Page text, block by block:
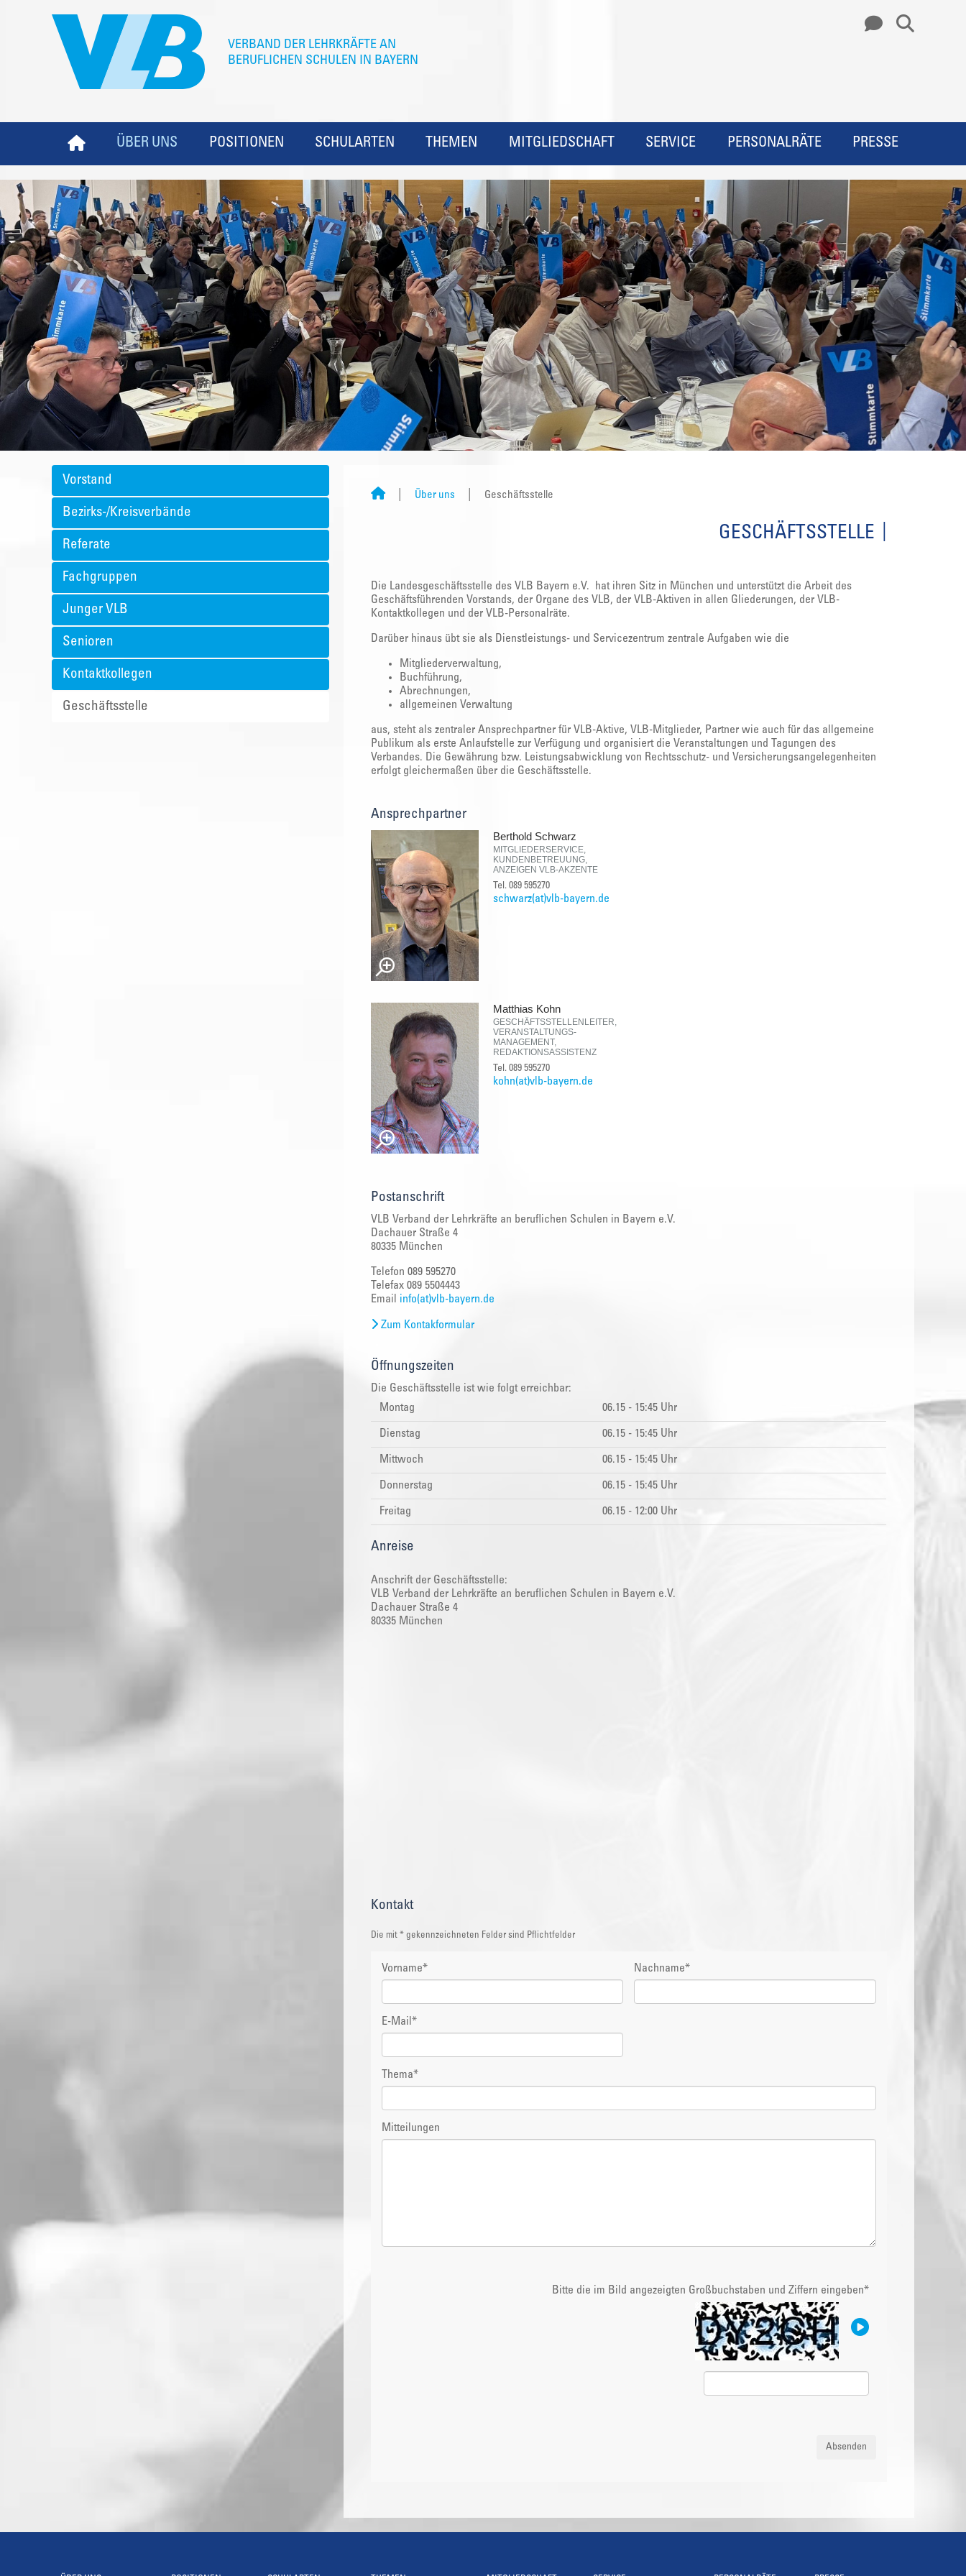
ÜBER UNS POSITIONEN SCHULARTEN THEMEN MITGLIEDSCHAFT SERVICE PERSONALRÄTE PRESSE
Vorstand
Bezirks-/Kreisverbände
Referate
Fachgruppen
Junger VLB
Senioren
Kontaktkollegen
Geschäftsstelle
Über uns Geschäftsstelle
GESCHÄFTSSTELLE
Die Landesgeschäftsstelle des VLB Bayern e.V. hat ihren Sitz in München und unterstützt die Arbeit des
Geschäftsführenden Vorstands, der Organe des VLB, der VLB-Aktiven in allen Gliederungen, der VLB-
Kontaktkollegen und der VLB-Personalräte.
Darüber hinaus übt sie als Dienstleistungs- und Servicezentrum zentrale Aufgaben wie die
Mitgliederverwaltung,
Buchführung,
Abrechnungen,
allgemeinen Verwaltung
aus, steht als zentraler Ansprechpartner für VLB-Aktive, VLB-Mitglieder, Partner wie auch für das allgemeine
Publikum als erste Anlaufstelle zur Verfügung und organisiert die Veranstaltungen und Tagungen des
Verbandes. Die Gewährung bzw. Leistungsabwicklung von Rechtsschutz- und Versicherungsangelegenheiten
erfolgt gleichermaßen über die Geschäftsstelle.
Ansprechpartner
Berthold Schwarz
MITGLIEDERSERVICE,
KUNDENBETREUUNG,
ANZEIGEN VLB-AKZENTE
Tel. 089 595270
schwarz(at)vlb-bayern.de
Matthias Kohn
GESCHÄFTSSTELLENLEITER,
VERANSTALTUNGS-
MANAGEMENT,
REDAKTIONSASSISTENZ
Tel. 089 595270
kohn(at)vlb-bayern.de
Postanschrift
VLB Verband der Lehrkräfte an beruflichen Schulen in Bayern e.V.
Dachauer Straße 4
80335 München
Telefon 089 595270
Telefax 089 5504443
Email info(at)vlb-bayern.de
Zum Kontakformular
Öffnungszeiten
Die Geschäftsstelle ist wie folgt erreichbar:
Montag
06.15 - 15:45 Uhr
Dienstag 06.15 - 15:45 Uhr
Mittwoch 06.15 - 15:45 Uhr
Donnerstag 06.15 - 15:45 Uhr
Freitag 06.15 - 12:00 Uhr
Anreise
Anschrift der Geschäftsstelle:
VLB Verband der Lehrkräfte an beruflichen Schulen in Bayern e.V.
Dachauer Straße 4
80335 München
Kontakt
Die mit * gekennzeichneten Felder sind Pflichtfelder
Vorname* Nachname*
E-Mail *
Thema*
Mitteilungen
Bitte die im Bild angezeigten Großbuchstaben und Ziffern eingeben*
Absenden